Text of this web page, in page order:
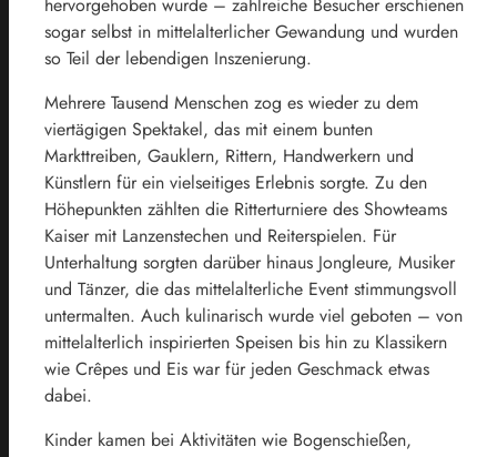
sogar selbst in mittelalterlicher Gewandung und wurden
so Teil der lebendigen Inszenierung.
Mehrere Tausend Menschen zog es wieder zu dem
viertägigen Spektakel, das mit einem bunten
Markttreiben, Gauklern, Rittern, Handwerkern und
Künstlern für ein vielseitiges Erlebnis sorgte. Zu den
Höhepunkten zählten die Ritterturniere des Showteams
Kaiser mit Lanzenstechen und Reiterspielen. Für
Unterhaltung sorgten darüber hinaus Jongleure, Musiker
und Tänzer, die das mittelalterliche Event stimmungsvoll
untermalten. Auch kulinarisch wurde viel geboten – von
mittelalterlich inspirierten Speisen bis hin zu Klassikern
wie Crêpes und Eis war für jeden Geschmack etwas
dabei.
Kinder kamen bei Aktivitäten wie Bogenschießen,